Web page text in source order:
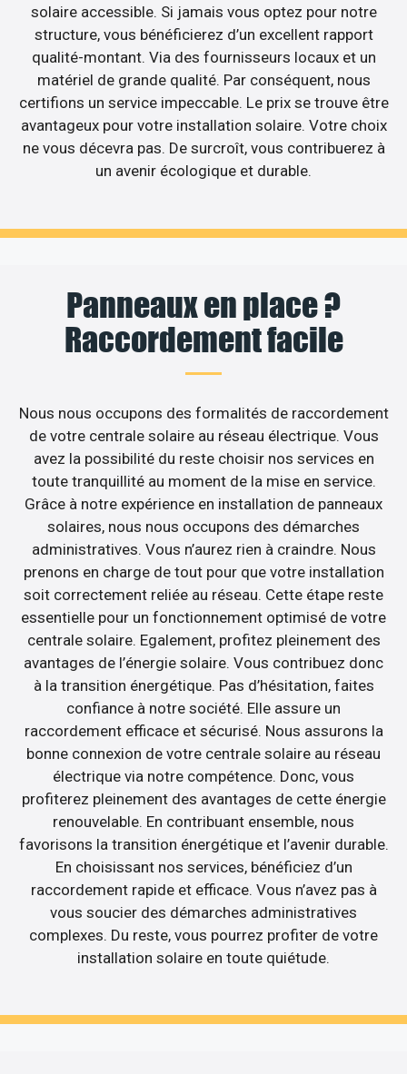
solaire accessible. Si jamais vous optez pour notre
structure, vous bénéficierez d’un excellent rapport
qualité-montant. Via des fournisseurs locaux et un
matériel de grande qualité. Par conséquent, nous
certifions un service impeccable. Le prix se trouve être
avantageux pour votre installation solaire. Votre choix
ne vous décevra pas. De surcroît, vous contribuerez à
un avenir écologique et durable.
Panneaux en place ?
Raccordement facile
Nous nous occupons des formalités de raccordement
de votre centrale solaire au réseau électrique. Vous
avez la possibilité du reste choisir nos services en
toute tranquillité au moment de la mise en service.
Grâce à notre expérience en installation de panneaux
solaires, nous nous occupons des démarches
administratives. Vous n’aurez rien à craindre. Nous
prenons en charge de tout pour que votre installation
soit correctement reliée au réseau. Cette étape reste
essentielle pour un fonctionnement optimisé de votre
centrale solaire. Egalement, profitez pleinement des
avantages de l’énergie solaire. Vous contribuez donc
à la transition énergétique. Pas d’hésitation, faites
confiance à notre société. Elle assure un
raccordement efficace et sécurisé. Nous assurons la
bonne connexion de votre centrale solaire au réseau
électrique via notre compétence. Donc, vous
profiterez pleinement des avantages de cette énergie
renouvelable. En contribuant ensemble, nous
favorisons la transition énergétique et l’avenir durable.
En choisissant nos services, bénéficiez d’un
raccordement rapide et efficace. Vous n’avez pas à
vous soucier des démarches administratives
complexes. Du reste, vous pourrez profiter de votre
installation solaire en toute quiétude.